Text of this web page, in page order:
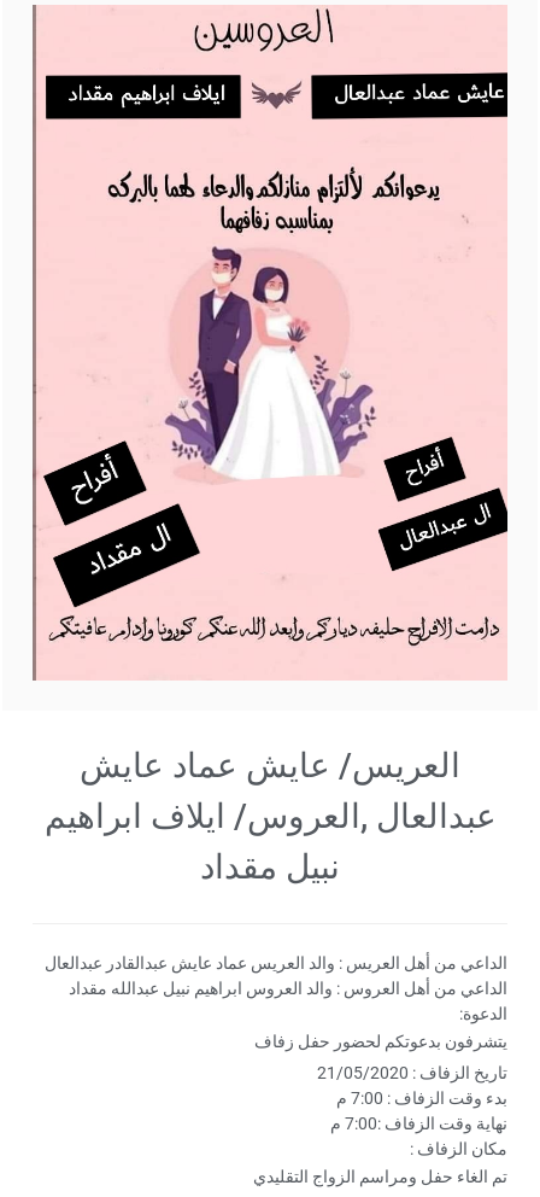
العريس/ عايش عماد عايش
عبدالعال ,العروس/ ايلاف ابراهيم
نبيل مقداد
الداعي من أهل العريس : والد العريس عماد عايش عبدالقادر عبدالعال
الداعي من أهل العروس : والد العروس ابراهيم نبيل عبدالله مقداد
الدعوة:
يتشرفون بدعوتكم لحضور حفل زفاف
تاريخ الزفاف : 21/05/2020
بدء وقت الزفاف : 7:00 م
نهاية وقت الزفاف :7:00 م
مكان الزفاف :
تم الغاء حفل ومراسم الزواج التقليدي